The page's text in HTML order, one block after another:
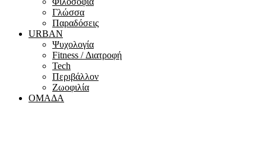
Γλώσσα
Παραδόσεις
URBAN
Ψυχολογία
Fitness / Διατροφή
Tech
Περιβάλλον
Ζωοφιλία
ΟΜΑΔΑ